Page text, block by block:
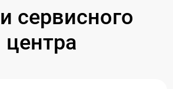
сервисного
центра